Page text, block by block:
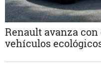
Renault avanza
vehículos